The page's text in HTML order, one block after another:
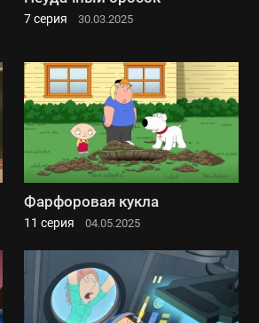
7 серия 30.03.2025
Фарфоровая кукла
11 серия 04.05.2025